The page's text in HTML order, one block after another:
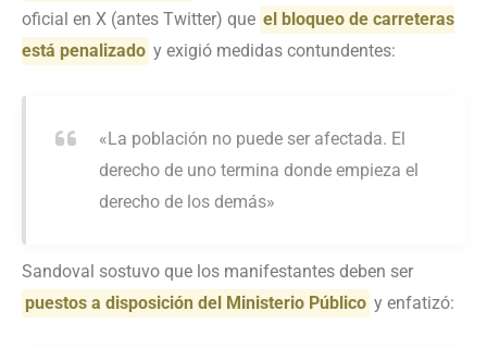
oficial en X (antes Twitter) que el bloqueo de carreteras
está penalizado y exigió medidas contundentes:
«La población no puede ser afectada. El
derecho de uno termina donde empieza el
derecho de los demás»
Sandoval sostuvo que los manifestantes deben ser
puestos a disposición del Ministerio Público y enfatizó: